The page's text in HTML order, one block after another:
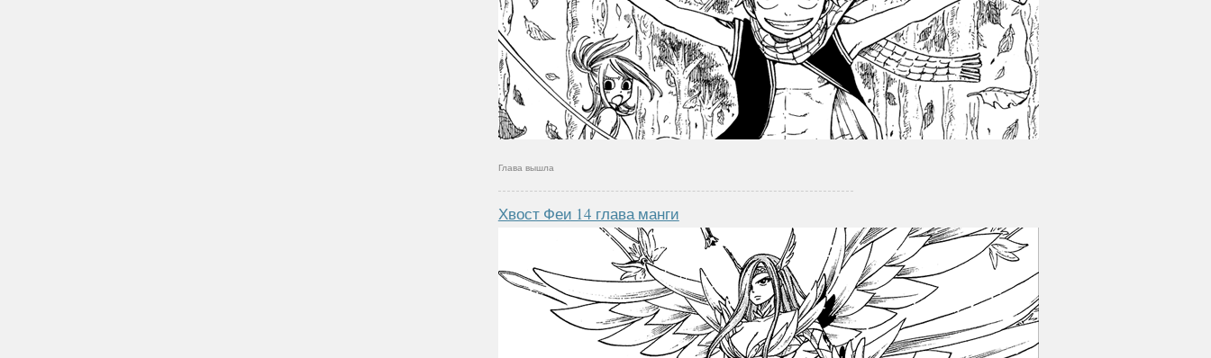
Глава вышла
Хвост Феи 14 глава манги